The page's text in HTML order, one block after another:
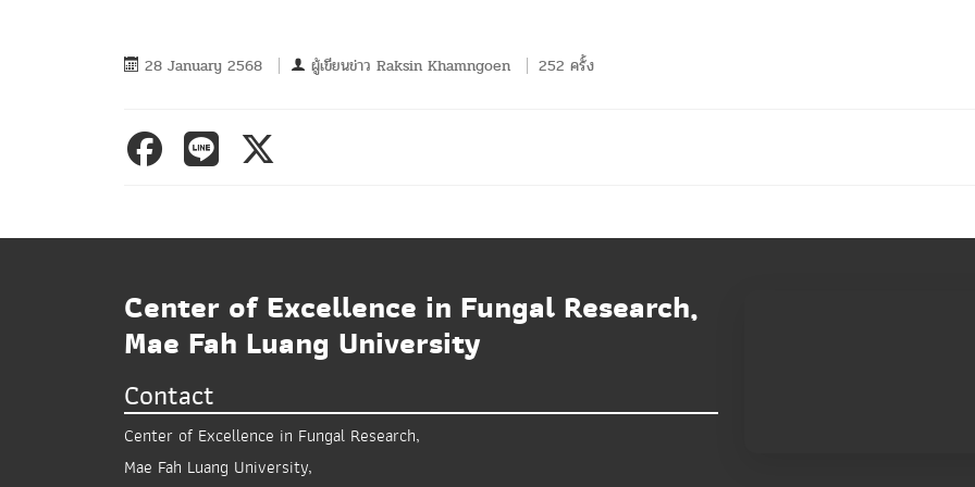
28 January 2568 ผู้เขียนข่าว Raksin Khamngoen 252 ครั้ง
Center of Excellence in Fungal Research,
Mae Fah Luang University
Contact
Center of Excellence in Fungal Research,
Mae Fah Luang University,